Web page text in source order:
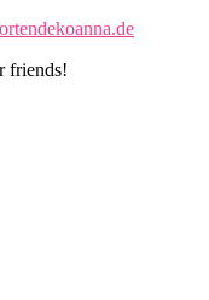
friends!